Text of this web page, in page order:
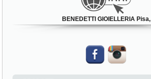
BENEDETTI GIOIELLERIA Pisa,